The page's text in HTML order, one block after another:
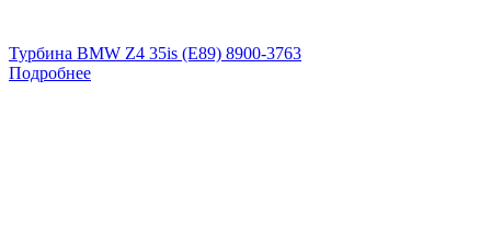
Турбина BMW Z4 35is (E89) 8900-3763
Подробнее